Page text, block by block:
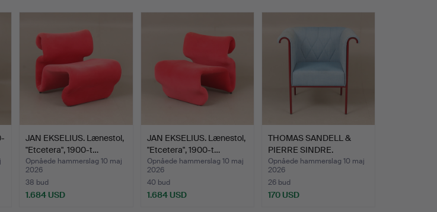
JAN EKSELIUS. Lænestol,
"Etcetera", 1900-t…
Opnåede hammerslag 10 maj
2026
38 bud
1.684 USD
JAN EKSELIUS. Lænestol,
"Etcetera", 1900-t…
Opnåede hammerslag 10 maj
2026
40 bud
1.684 USD
THOMAS SANDELL &
PIERRE SINDRE.
Lænestol, …
Opnåede hammerslag 10 maj
2026
26 bud
170 USD